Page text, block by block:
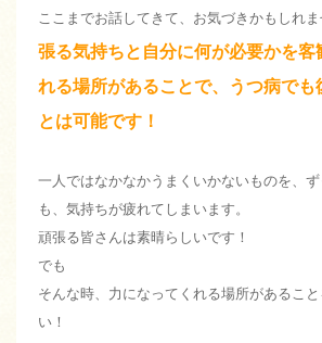
ここまでお話してきて、お気づきかもしれま
張る気持ちと自分に何が必要かを客
れる場所があることで、うつ病でも
とは可能です！
一人ではなかなかうまくいかないものを、
も、気持ちが疲れてしまいます。
頑張る皆さんは素晴らしいです！
でも
そんな時、力になってくれる場所があるこ
い！